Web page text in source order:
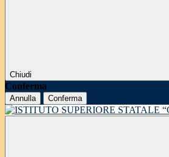
Chiudi
Conferma
Annulla Conferma